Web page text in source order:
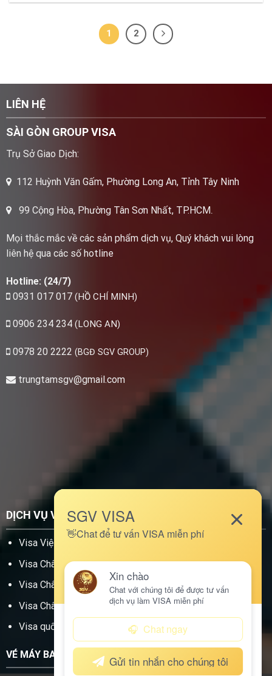
1 2
LIÊN HỆ
SÀI GÒN GROUP VISA
Trụ Sở Giao Dịch:
112 Huỳnh Văn Gấm, Phường Long An, Tỉnh Tây Ninh
99 Cộng Hòa, Phường Tân Sơn Nhất, TP.HCM.
Mọi thắc mắc về các sản phẩm dịch vụ, Quý khách vui lòng
liên hệ qua các số hotline
Hotline: (24/7)
0931 017 017(HỒ CHÍ MINH)
0906 234 234 (LONG AN)
0978 20 2222 (BGĐ SGV GROUP)
trungtamsgv@gmail.com
DỊCH VỤ VISA
Visa Việt Nam
Visa Châu Á
Visa Châu Âu
Visa Châu Mỹ
Visa quốc gia khác
VÉ MÁY BAY
Báo giá làm visa
Câu hỏi thường gặp
Tin tức
Giới thiệu
Liên hệ